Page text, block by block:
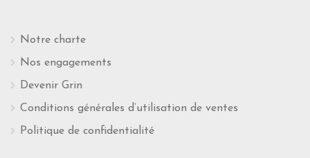
Notre charte
Nos engagements
Devenir Grin
Conditions générales d’utilisation de ventes
Politique de confidentialité